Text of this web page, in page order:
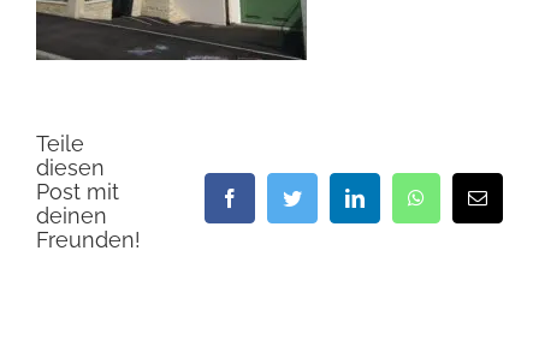
Teile
diesen
Post mit
deinen
Freunden!
FacebookTwitter LinkedIn WhatsApp
E-
Mail